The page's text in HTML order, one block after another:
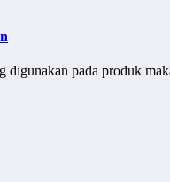
digunakan pada produk